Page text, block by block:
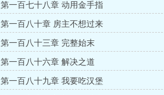
第一百七十八章 动用金手指
第一百八十章 房主不想过来
第一百八十三章 完整始末
第一百八十六章 解决之道
第一百八十九章 我要吃汉堡